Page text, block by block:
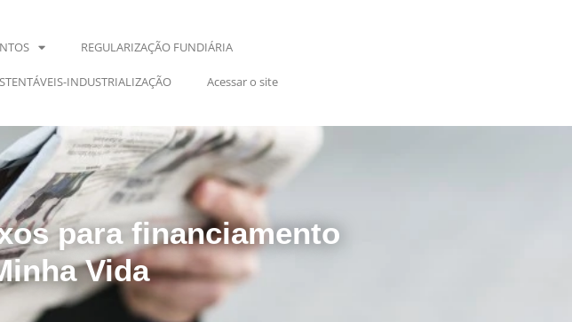
REGULARIZAÇÃO FUNDIÁRIA
INDUSTRIALIZAÇÃO Acessar o site
para financiamento
Vida